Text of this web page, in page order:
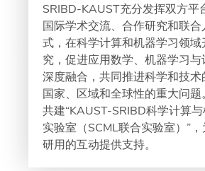
SRIBD-KAUST充分发挥双方平
国际学术交流、合作研究和联
式，在科学计算和机器学习领
究，促进应用数学、机器学习
深度融合，共同推进科学和技
国家、区域和全球性的重大问
共建“KAUST-SRIBD科学计算
实验室（SCML联合实验室）”
研用的互动提供支持。